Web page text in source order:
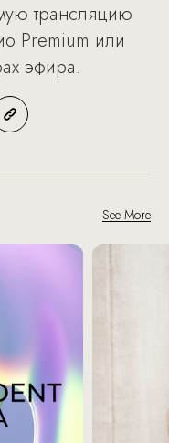
трансляцию
Premium или
эфира.
See More